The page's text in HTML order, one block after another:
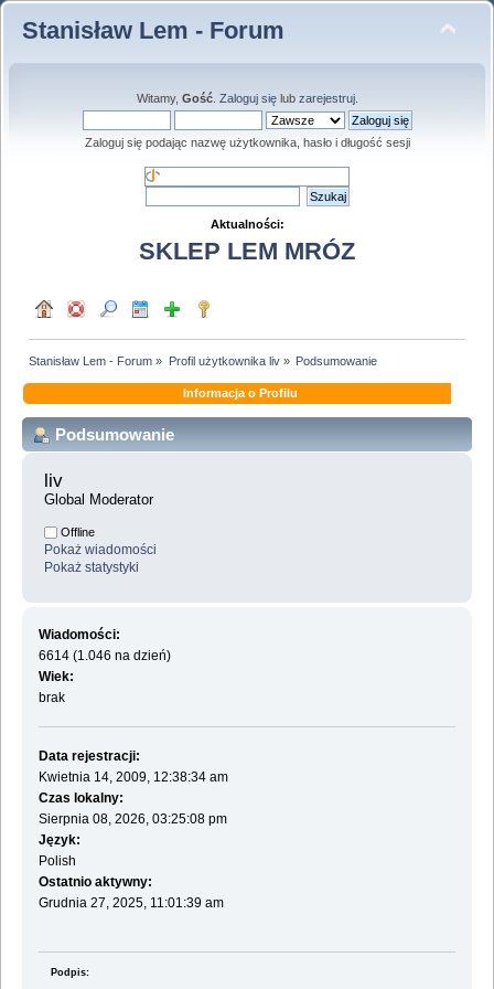
Stanisław Lem - Forum
Witamy, Gość. Zaloguj sięlub zarejestruj.
Zaloguj się podając nazwę użytkownika, hasło i długość sesji
Aktualności:
SKLEP LEM MRÓZ
Stanisław Lem - Forum » Profil użytkownika liv» Podsumowanie
Informacja o Profilu
Podsumowanie
liv
Global Moderator
Offline
Pokaż wiadomości
Pokaż statystyki
Wiadomości:
6614 (1.046 na dzień)
Wiek:
brak
Data rejestracji:
Kwietnia 14, 2009, 12:38:34 am
Czas lokalny:
Sierpnia 08, 2026, 03:25:08 pm
Język:
Polish
Ostatnio aktywny:
Grudnia 27, 2025, 11:01:39 am
Podpis: